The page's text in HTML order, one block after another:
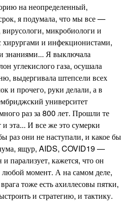
на неопределенный,
я подумала, что мы все —
микробиологи и
хирургами и инфекционистами,
знаниями... Я выключала
углекислого газа, осушала
выдергивала штепсели всех
и прочего, руки делали, а в
университет
раз за 800 лет. Прошли те
эта... И все же это сумерки
раз они не наступали, и какое бы
ящур, AIDS, COVID19 —
парализует, кажется, что он
момент. А на самом деле,
тоже есть ахиллесовы пятки,
и стратегию, и тактику.